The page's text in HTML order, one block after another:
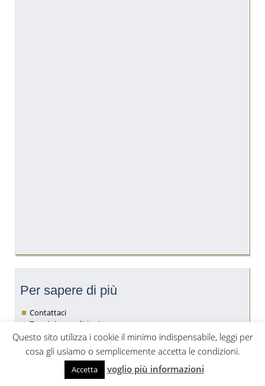
Per sapere di più
Contattaci
Termini e condizioni
Cookie policy
Questo sito utilizza i cookie il minimo indispensabile, leggi per
cosa gli usiamo o semplicemente accetta le condizioni.
Accetta voglio più informazioni